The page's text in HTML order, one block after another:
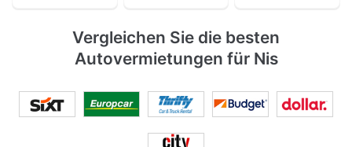
Vergleichen Sie die besten
Autovermietungen für Nis